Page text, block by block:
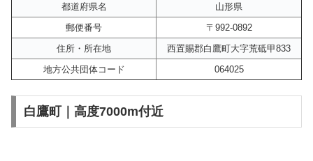
都道府県名
山形県
郵便番号
〒992-0892
住所・所在地
西置賜郡白鷹町大字荒砥甲833
地方公共団体コード
064025
白鷹町｜高度7000m付近